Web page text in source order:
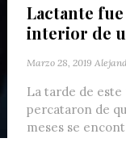
Lactante
interior de
Marzo 28, 2019
La tarde de
percataron de
meses se